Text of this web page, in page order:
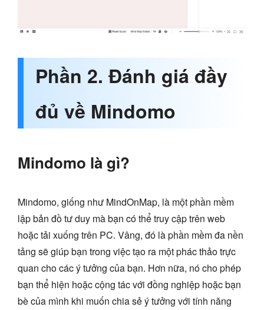
Phần 2. Đánh giá đầy
đủ về Mindomo
Mindomo là gì?
Mindomo, giống như MindOnMap, là một phần mềm
lập bản đồ tư duy mà bạn có thể truy cập trên web
hoặc tải xuống trên PC. Vâng, đó là phần mềm đa nền
tảng sẽ giúp bạn trong việc tạo ra một phác thảo trực
quan cho các ý tưởng của bạn. Hơn nữa, nó cho phép
bạn thể hiện hoặc cộng tác với đồng nghiệp hoặc bạn
bè của mình khi muốn chia sẻ ý tưởng với tính năng